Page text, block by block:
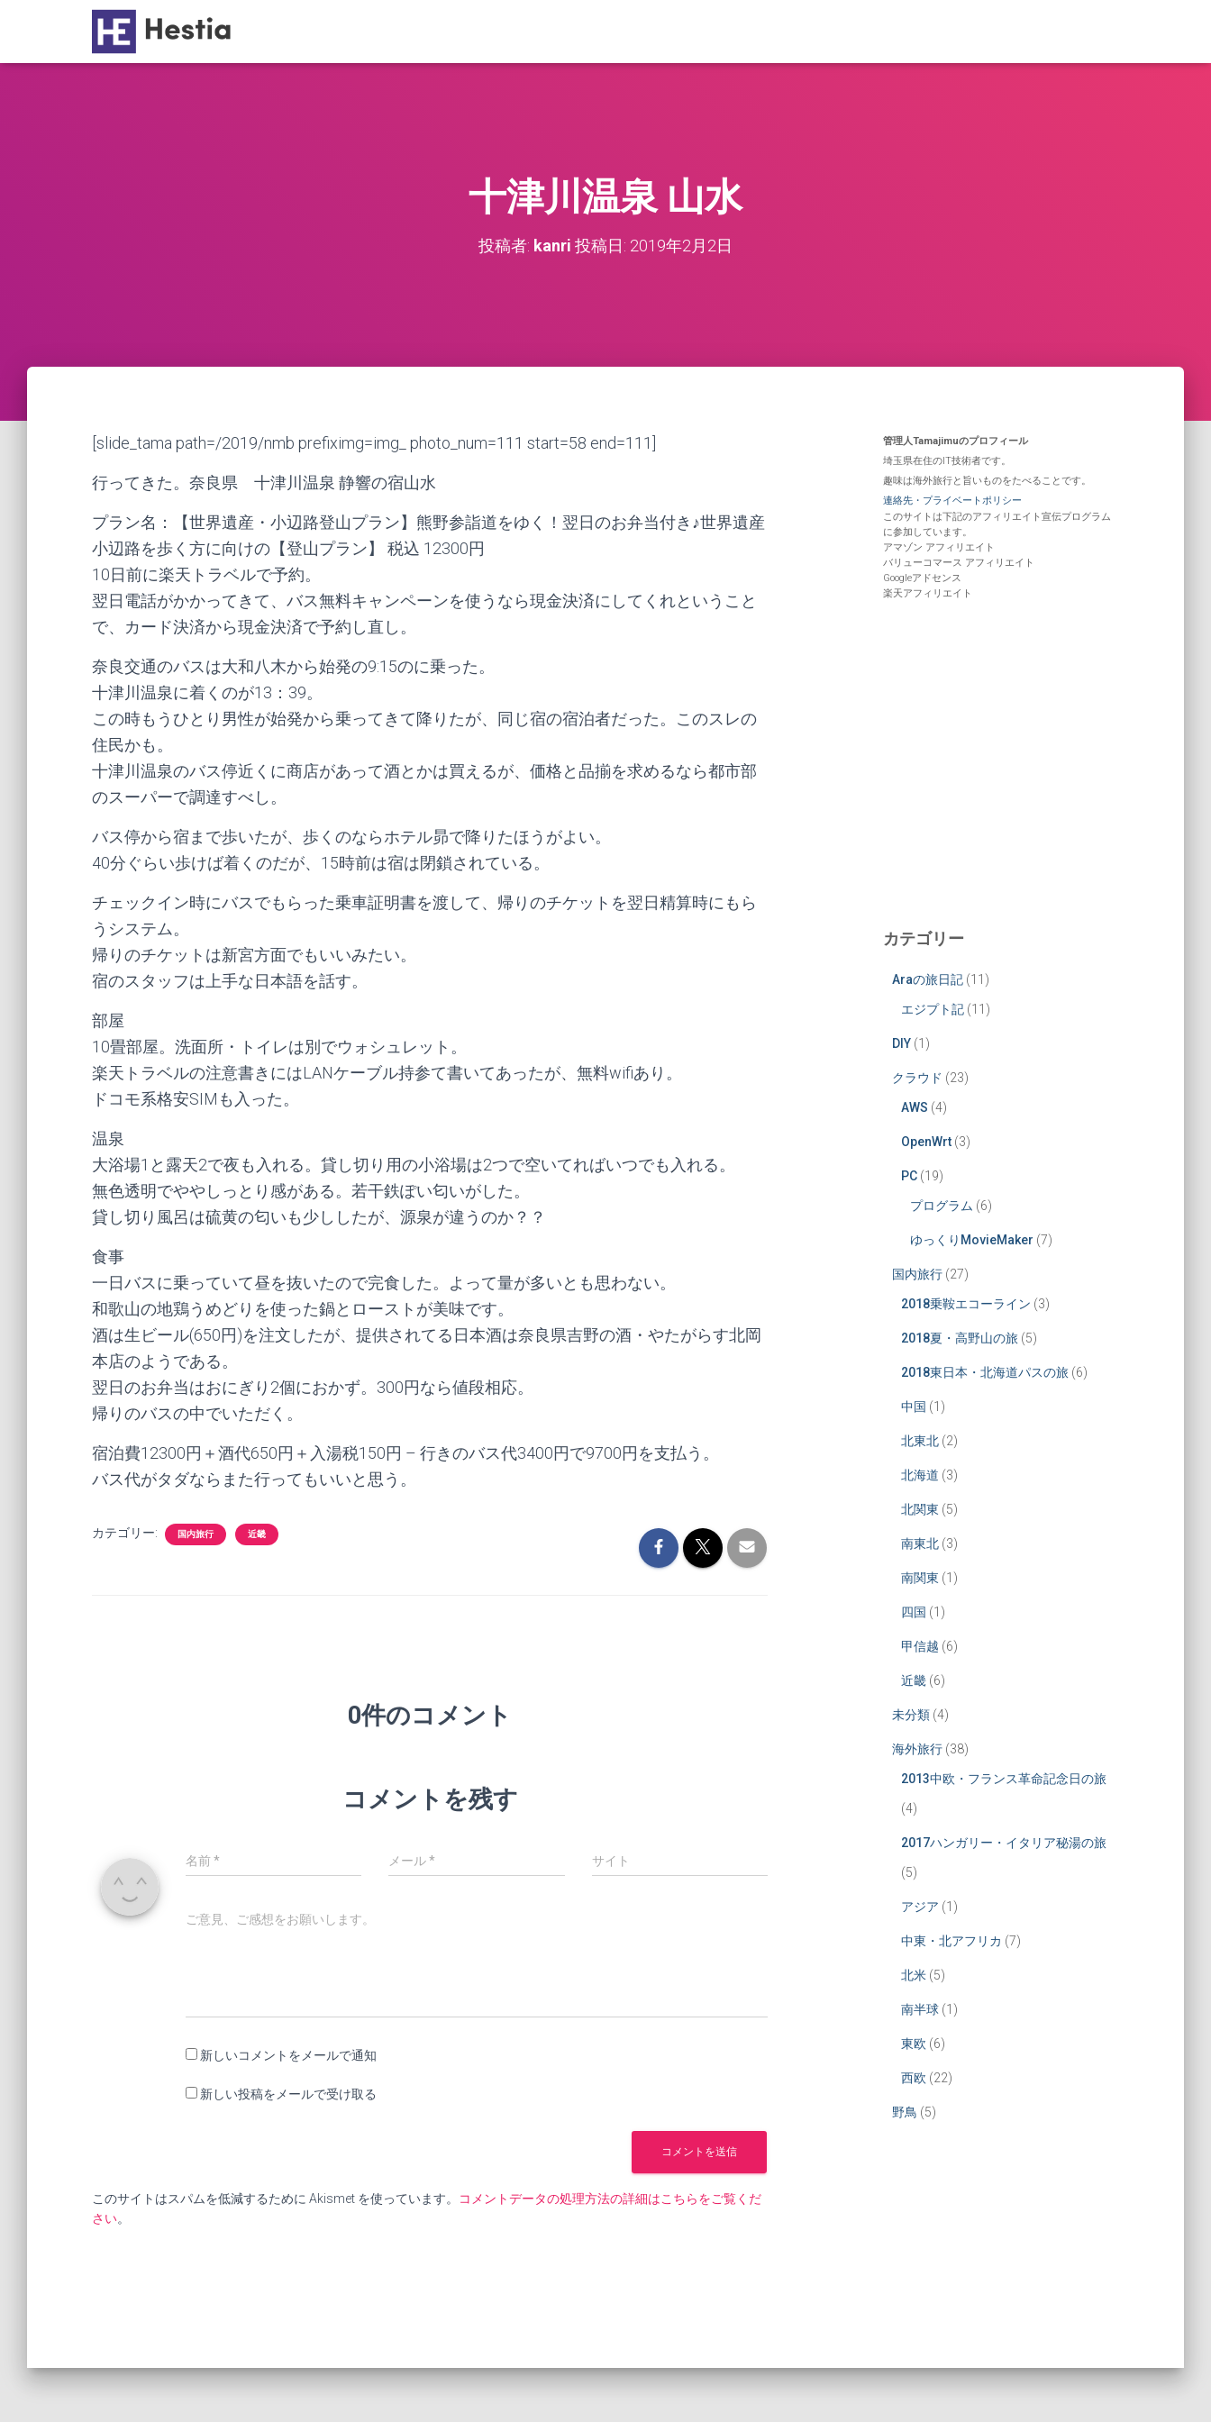
十津川温泉 山水
投稿者: kanri 投稿日: 2019年2月2日
[slide_tama path=/2019/nmb prefiximg=img_ photo_num=111 start=58 end=111]
行ってきた。奈良県 十津川温泉 静響の宿山水
プラン名：【世界遺産・小辺路登山プラン】熊野参詣道をゆく！翌日のお弁当付き♪世界遺産
小辺路を歩く方に向けの【登山プラン】 税込 12300円
10日前に楽天トラベルで予約。
翌日電話がかかってきて、バス無料キャンペーンを使うなら現金決済にしてくれということ
で、カード決済から現金決済で予約し直し。
奈良交通のバスは大和八木から始発の9:15のに乗った。
十津川温泉に着くのが13：39。
この時もうひとり男性が始発から乗ってきて降りたが、同じ宿の宿泊者だった。このスレの
住民かも。
十津川温泉のバス停近くに商店があって酒とかは買えるが、価格と品揃を求めるなら都市部
のスーパーで調達すべし。
バス停から宿まで歩いたが、歩くのならホテル昴で降りたほうがよい。
40分ぐらい歩けば着くのだが、15時前は宿は閉鎖されている。
チェックイン時にバスでもらった乗車証明書を渡して、帰りのチケットを翌日精算時にもら
うシステム。
帰りのチケットは新宮方面でもいいみたい。
宿のスタッフは上手な日本語を話す。
部屋
10畳部屋。洗面所・トイレは別でウォシュレット。
楽天トラベルの注意書きにはLANケーブル持参て書いてあったが、無料wifiあり。
ドコモ系格安SIMも入った。
温泉
大浴場1と露天2で夜も入れる。貸し切り用の小浴場は2つで空いてればいつでも入れる。
無色透明でややしっとり感がある。若干鉄ぽい匂いがした。
貸し切り風呂は硫黄の匂いも少ししたが、源泉が違うのか？？
食事
一日バスに乗っていて昼を抜いたので完食した。よって量が多いとも思わない。
和歌山の地鶏うめどりを使った鍋とローストが美味です。
酒は生ビール(650円)を注文したが、提供されてる日本酒は奈良県吉野の酒・やたがらす北岡
本店のようである。
翌日のお弁当はおにぎり2個におかず。300円なら値段相応。
帰りのバスの中でいただく。
宿泊費12300円＋酒代650円＋入湯税150円 – 行きのバス代3400円で9700円を支払う。
バス代がタダならまた行ってもいいと思う。
カテゴリー: 国内旅行 近畿
0件のコメント
コメントを残す
名前* メール* サイト
ご意見、ご感想をお願いします。
新しいコメントをメールで通知
新しい投稿をメールで受け取る
このサイトはスパムを低減するために Akismet を使っています。
コメントデータの処理方法の詳細はこちらをご覧くだ
さい。
管理人Tamajimuのプロフィール
埼玉県在住のIT技術者です。
趣味は海外旅行と旨いものをたべることです。
連絡先・プライベートポリシー
このサイトは下記のアフィリエイト宣伝プログラム
に参加しています。
アマゾン アフィリエイト
バリューコマース アフィリエイト
Googleアドセンス
楽天アフィリエイト
カテゴリー
Araの旅日記(11)
エジプト記(11)
DIY(1)
クラウド (23)
AWS (4)
OpenWrt(3)
PC(19)
プログラム (6)
ゆっくりMovieMaker (7)
国内旅行(27)
2018乗鞍エコーライン (3)
2018夏・高野山の旅 (5)
2018東日本・北海道パスの旅 (6)
中国 (1)
北東北(2)
北海道 (3)
北関東 (5)
南東北(3)
南関東 (1)
四国 (1)
甲信越 (6)
近畿(6)
未分類(4)
海外旅行(38)
2013中欧・フランス革命記念日の旅
(4)
2017ハンガリー・イタリア秘湯の旅
(5)
アジア (1)
中東・北アフリカ (7)
北米(5)
南半球(1)
東欧 (6)
西欧 (22)
野鳥 (5)